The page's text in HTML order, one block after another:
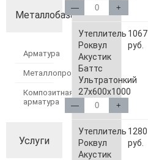
Металлобаза
Арматура
Металлопрокат
Композитная
арматура
Услуги
— +
Утеплитель
Роквул
Акустик
Баттс
Ультратонкий
27х600х1000
— +
1067
руб.
Утеплитель
Роквул
Акустик
1280
руб.